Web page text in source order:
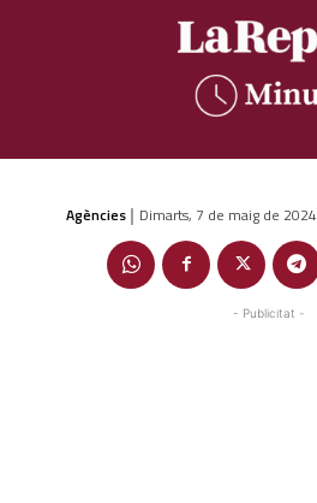
Agències | Dimarts, 7 de maig de 2024
- Publicitat -